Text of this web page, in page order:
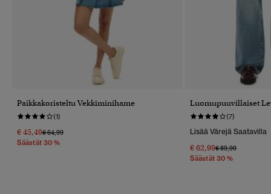
Paikkakoristeltu Vekkiminihame
(1)
€ 45,49Hinta Alennettu Hinnasta
€ 64,99Hintaan
Säästät 30 %
Luomupuuvillaiset
(7)
Lisää Värejä Saatavilla
€ 62,99Hinta Alennettu
€ 89,99Hintaan
Säästät 30 %